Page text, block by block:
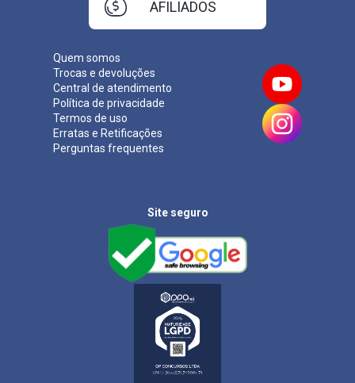
Quem somos
Trocas e devoluções
Central de atendimento
Política de privacidade
Termos de uso
Erratas e Retificações
Perguntas frequentes
AFILIADOS
Site seguro